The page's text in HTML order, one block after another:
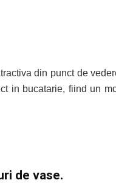
din punct de
in bucatarie, fiind un
de vase.